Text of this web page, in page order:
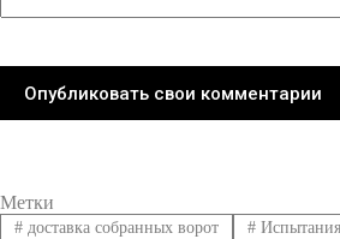
Опубликовать свои комментарии
Метки
#доставка собранных ворот #